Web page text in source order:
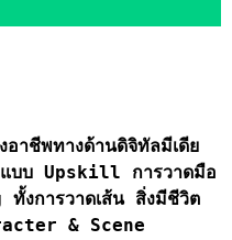
อาชีพทางด้านดิจิทัลมีเดีย
กแบบ Upskill การวาดมือ
การวาดเส้น สิ่งมีชีวิต
& Scene